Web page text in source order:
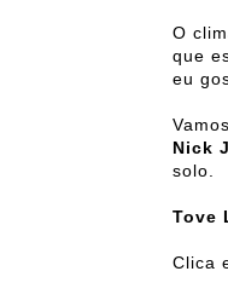
O
que
eu
Nick
solo.
Tove
Clica